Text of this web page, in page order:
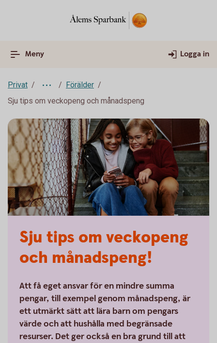
Meny Logga in
Privat
Förälder
Sju tips om veckopeng och månadspeng
Sju tips om veckopeng
och månadspeng!
Att få eget ansvar för en mindre summa
pengar, till exempel genom månadspeng, är
ett utmärkt sätt att lära barn om pengars
värde och att hushålla med begränsade
resurser. Det ger också en bra grund till att